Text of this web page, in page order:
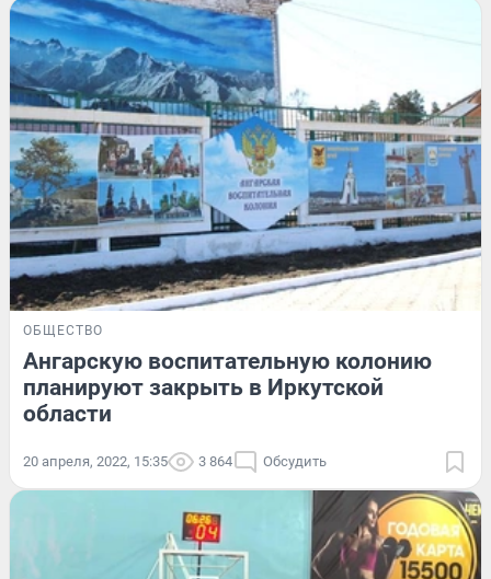
ОБЩЕСТВО
Ангарскую воспитательную колонию
планируют закрыть в Иркутской
области
20 апреля, 2022, 15:35 3 864 Обсудить